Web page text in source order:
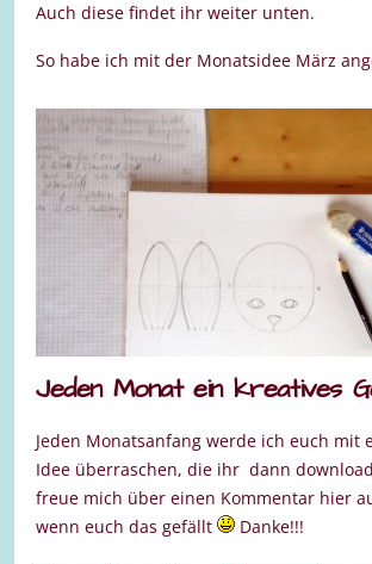
Auch diese findet ihr weiter unten.
So habe ich mit der Monatsidee März
Jeden Monat ein kreatives
Jeden Monatsanfang werde ich euch mit
Idee überraschen, die ihr dann
freue mich über einen Kommentar hier
wenn euch das gefällt
Danke!!!